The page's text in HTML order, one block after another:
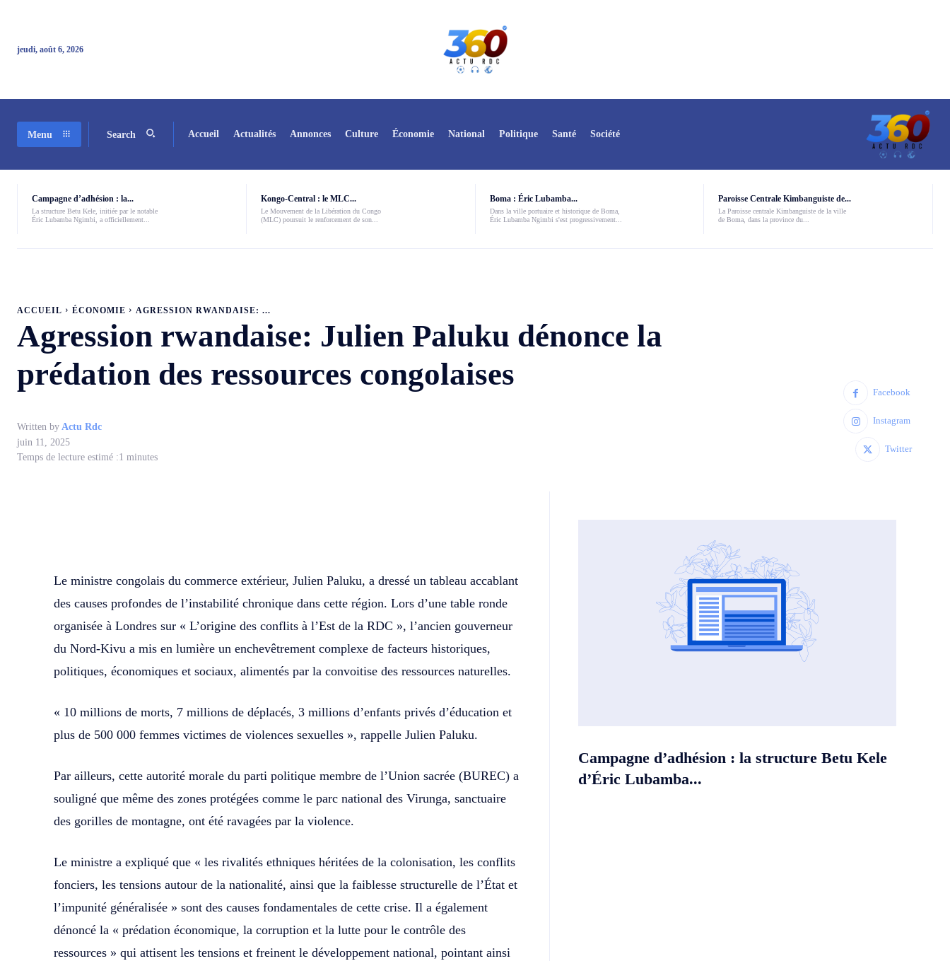
jeudi, août 6, 2026
Menu Search Accueil Actualités Annonces Culture Économie National Politique Santé Société
Campagne d’adhésion : la...
La structure Betu Kele, initiée par le notable
Éric Lubamba Ngimbi, a officiellement...
Kongo-Central : le MLC...
Le Mouvement de la Libération du Congo
(MLC) poursuit le renforcement de son...
Boma : Éric Lubamba...
Dans la ville portuaire et historique de Boma,
Éric Lubamba Ngimbi s'est progressivement...
Paroisse Centrale Kimbanguiste de...
La Paroisse centrale Kimbanguiste de la ville
de Boma, dans la province du...
ACCUEIL ÉCONOMIE AGRESSION RWANDAISE: ...
Agression rwandaise: Julien Paluku dénonce la
prédation des ressources congolaises
Written by Actu Rdc
juin 11, 2025
Temps de lecture estimé :1 minutes
Facebook
Instagram
Twitter
Le ministre congolais du commerce extérieur, Julien Paluku, a dressé un tableau accablant
des causes profondes de l’instabilité chronique dans cette région. Lors d’une table ronde
organisée à Londres sur « L’origine des conflits à l’Est de la RDC », l’ancien gouverneur
du Nord-Kivu a mis en lumière un enchevêtrement complexe de facteurs historiques,
politiques, économiques et sociaux, alimentés par la convoitise des ressources naturelles.
« 10 millions de morts, 7 millions de déplacés, 3 millions d’enfants privés d’éducation et
plus de 500 000 femmes victimes de violences sexuelles », rappelle Julien Paluku.
Par ailleurs, cette autorité morale du parti politique membre de l’Union sacrée (BUREC) a
souligné que même des zones protégées comme le parc national des Virunga, sanctuaire
des gorilles de montagne, ont été ravagées par la violence.
Le ministre a expliqué que « les rivalités ethniques héritées de la colonisation, les conflits
fonciers, les tensions autour de la nationalité, ainsi que la faiblesse structurelle de l’État et
l’impunité généralisée » sont des causes fondamentales de cette crise. Il a également
dénoncé la « prédation économique, la corruption et la lutte pour le contrôle des
ressources » qui attisent les tensions et freinent le développement national, pointant ainsi
Campagne d’adhésion : la structure Betu Kele
d’Éric Lubamba...